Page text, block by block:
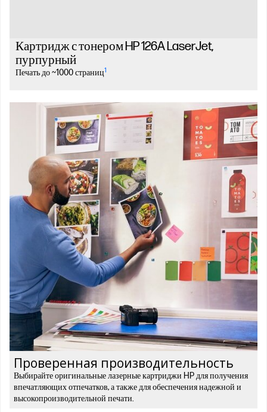
Картридж с тонером HP 126A LaserJet,
пурпурный
Печать до ~1000 страниц1
Проверенная производительность
Выбирайте оригинальные лазерные картриджи HP для получения
впечатляющих отпечатков, а также для обеспечения надежной и
высокопроизводительной печати.